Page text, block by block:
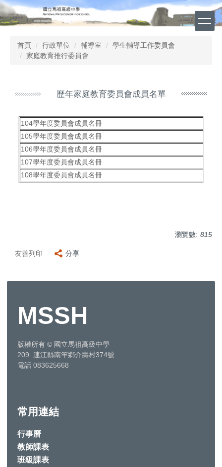
跳
到
主
首頁 行政單位 輔導室
學生輔導工作委員會
家庭教育推行委員會
歷年家庭教育委員會成員名單
104學年度委員會成員名冊
105學年度委員會成員名冊
106學年度委員會成員名冊
107學年度委員會成員名冊
108學年度委員會成員名冊
瀏覽數: 815
友善列印 分享
MSSH
版權所有 © 國立馬祖高級中學
209 連江縣南竿鄉介壽村374號
電話 083625668
常用連結
行事曆
教師課表
班級課表